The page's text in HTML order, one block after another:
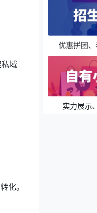
域
化。
优惠拼团
实力展示